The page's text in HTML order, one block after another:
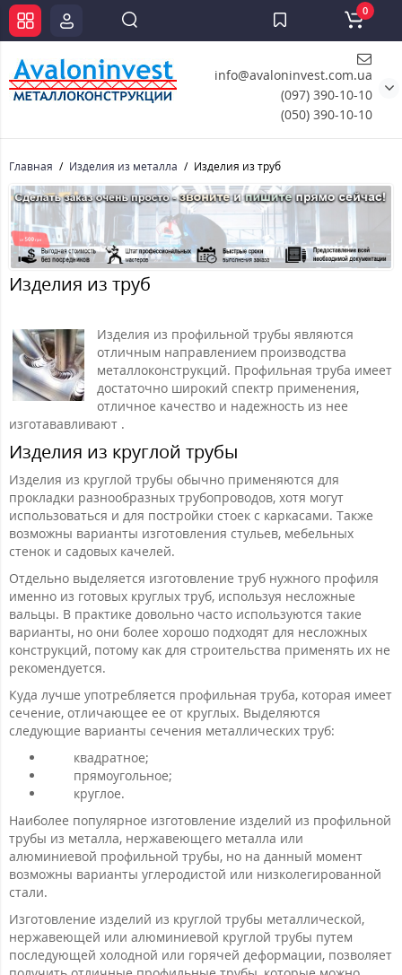
info@avaloninvest.com.ua
(097) 390-10-10
(050) 390-10-10
0
Главная Изделия из металла Изделия из труб
Изделия из труб
Изделия из профильной трубы являются
отличным направлением производства
металлоконструкций. Профильная труба имеет
достаточно широкий спектр применения,
отличное качество и надежность из нее
изготававливают .
Изделия из круглой трубы
Изделия из круглой трубы обычно применяются для
прокладки разнообразных трубопроводов, хотя могут
использоваться и для постройки стоек с каркасами. Также
возможны варианты изготовления стульев, мебельных
стенок и садовых качелей.
Отдельно выделяется изготовление труб нужного профиля
именно из готовых круглых труб, используя несложные
вальцы. В практике довольно часто используются такие
варианты, но они более хорошо подходят для несложных
конструкций, потому как для строительства применять их не
рекомендуется.
Куда лучше употребляется профильная труба, которая имеет
сечение, отличающее ее от круглых. Выделяются
следующие варианты сечения металлических труб:
квадратное;
прямоугольное;
круглое.
Наиболее популярное изготовление изделий из профильной
трубы из металла, нержавеющего металла или
алюминиевой профильной трубы, но на данный момент
возможны варианты углеродистой или низколегированной
стали.
Изготовление изделий из круглой трубы металлической,
нержавеющей или алюминиевой круглой трубы путем
последующей холодной или горячей деформации, позволяет